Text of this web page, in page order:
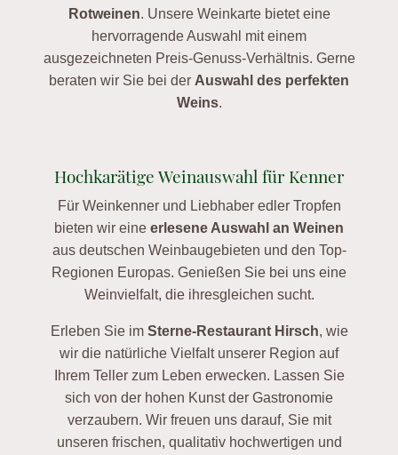
Rotweinen. Unsere Weinkarte bietet eine
hervorragende Auswahl mit einem
ausgezeichneten Preis-Genuss-Verhältnis. Gerne
beraten wir Sie bei der Auswahl des perfekten
Weins.
Hochkarätige Weinauswahl für Kenner
Für Weinkenner und Liebhaber edler Tropfen
bieten wir eine erlesene Auswahl an Weinen
aus deutschen Weinbaugebieten und den Top-
Regionen Europas. Genießen Sie bei uns eine
Weinvielfalt, die ihresgleichen sucht.
Erleben Sie im Sterne-Restaurant Hirsch, wie
wir die natürliche Vielfalt unserer Region auf
Ihrem Teller zum Leben erwecken. Lassen Sie
sich von der hohen Kunst der Gastronomie
verzaubern. Wir freuen uns darauf, Sie mit
unseren frischen, qualitativ hochwertigen und